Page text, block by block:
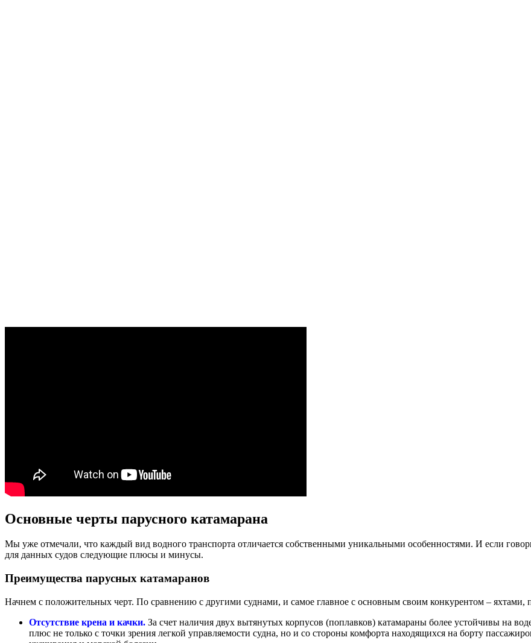
Основные черты парусного катамарана
Мы уже отмечали, что каждый вид водного транспорта отличается собственными уникальными особенностями. И если
для данных судов следующие плюсы и минусы.
Преимущества парусных катамаранов
Начнем с положительных черт. По сравнению с другими суднами, и самое главное с основным своим конкурентом –
Отсутствие крена и качки. За счет наличия двух вытянутых корпусов (поплавков) катамараны более устойчивы на
плюс не только с точки зрения легкой управляемости судна, но и со стороны комфорта находящихся на борту